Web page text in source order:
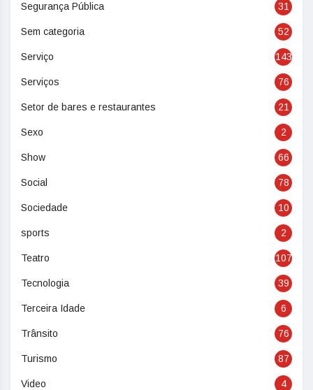
Segurança Pública 31
Sem categoria 52
Serviço 143
Serviços 76
Setor de bares e restaurantes 21
Sexo 2
Show 66
Social 78
Sociedade 10
sports 2
Teatro 107
Tecnologia 39
Terceira Idade 6
Trânsito 76
Turismo 87
Video 4